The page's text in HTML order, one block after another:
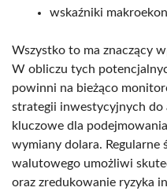
wskaźniki
Wszystko to ma znaczący
W obliczu tych
powinni na bieżąco
strategii inwestycyjnych do
kluczowe dla
wymiany dolara. Regularne
walutowego umożliwi
oraz zredukowanie ryzyka